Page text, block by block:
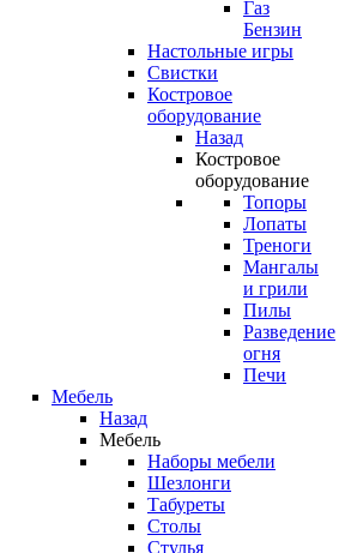
Газ
Бензин
Настольные игры
Свистки
Костровое
оборудование
Назад
Костровое
оборудование
Топоры
Лопаты
Треноги
Мангалы
и грили
Пилы
Разведение
огня
Печи
Мебель
Назад
Мебель
Наборы мебели
Шезлонги
Табуреты
Столы
Стулья